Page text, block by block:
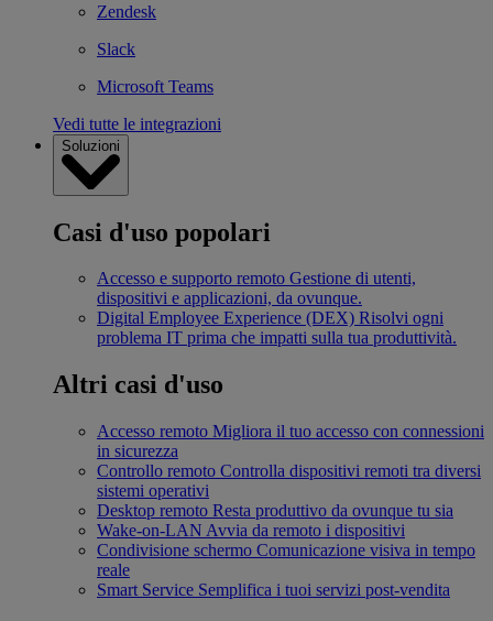
Zendesk
Slack
Microsoft Teams
Vedi tutte le integrazioni
Soluzioni
Casi d'uso popolari
Accesso e supporto remoto Gestione di utenti,
dispositivi e applicazioni, da ovunque.
Digital Employee Experience (DEX) Risolvi ogni
problema IT prima che impatti sulla tua produttività.
Altri casi d'uso
Accesso remoto Migliora il tuo accesso con connessioni
in sicurezza
Controllo remoto Controlla dispositivi remoti tra diversi
sistemi operativi
Desktop remoto Resta produttivo da ovunque tu sia
Wake-on-LAN Avvia da remoto i dispositivi
Condivisione schermo Comunicazione visiva in tempo
reale
Smart Service Semplifica i tuoi servizi post-vendita